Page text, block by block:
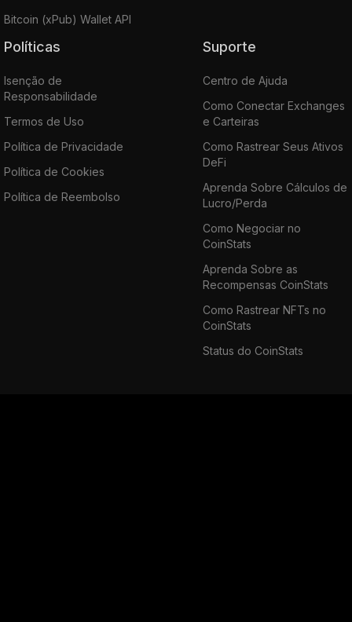
Bitcoin (xPub) Wallet API
Políticas
Isenção de
Responsabilidade
Termos de Uso
Política de Privacidade
Política de Cookies
Política de Reembolso
Suporte
Centro de Ajuda
Como Conectar Exchanges
e Carteiras
Como Rastrear Seus Ativos
DeFi
Aprenda Sobre Cálculos de
Lucro/Perda
Como Negociar no
CoinStats
Aprenda Sobre as
Recompensas CoinStats
Como Rastrear NFTs no
CoinStats
Status do CoinStats